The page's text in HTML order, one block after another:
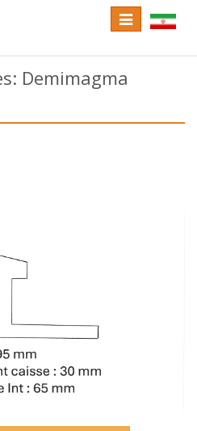
Toggle
Toggle
navigation
Demimagma